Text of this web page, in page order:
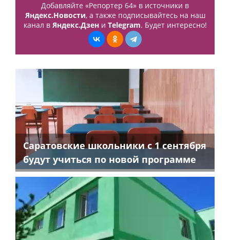
Добавляйте «Репортер 64» в источники в
Яндекс.Новости, а также подписывайтесь на наш
канал в Яндекс.Дзени Telegram. Будет интересно!
Саратовские школьники с 1 сентября
будут учиться по новой программе